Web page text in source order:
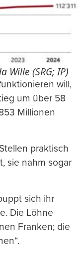
Wille (SRG; IP)
will,
um über 58
Millionen
praktisch
sie nahm sogar
sich ihr
Die Löhne
Franken; die